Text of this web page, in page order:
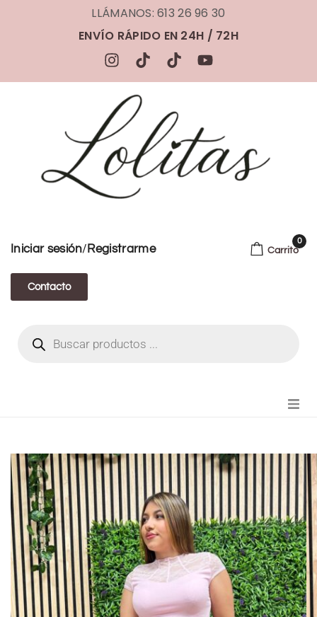
LLÁMANOS: 613 26 96 30
ENVÍO RÁPIDO EN 24H / 72H
Iniciar sesión/ Registrarme
Contacto
Carrito
0
FIANZA TIKTOK
MODA CHICA
BEAUTY
PERFUMES